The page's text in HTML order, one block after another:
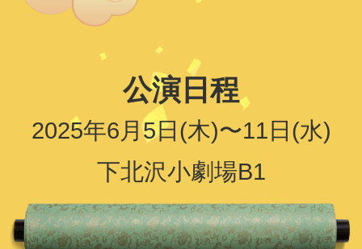
公演日程
2025年6月5日(木)〜11日(水)
下北沢小劇場B1